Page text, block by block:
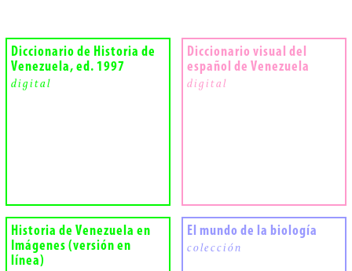
Diccionario de Historia de
Venezuela, ed. 1997​
digital
Diccionario visual del
español de Venezuela
digital
Historia de Venezuela en
Imágenes (versión en
línea)
El mundo de la biología
colección